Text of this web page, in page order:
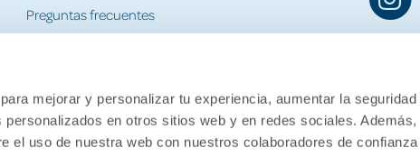
mejorar y personalizar tu experiencia, aumentar la seguridad
en otros sitios web y en redes sociales. Además,
el uso de nuestra web con nuestros colaboradores de
Preguntas frecuentes
Devoluciones